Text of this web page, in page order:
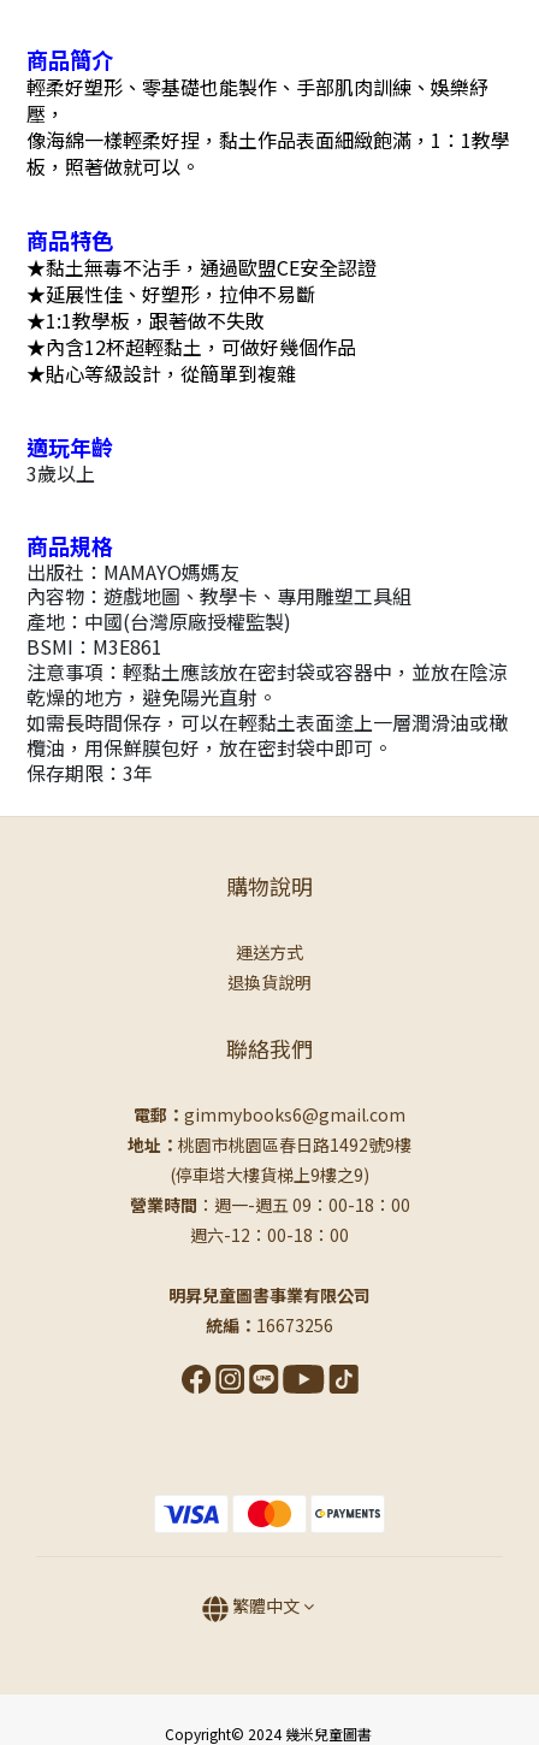
商品簡介
輕柔好塑形、零基礎也能製作、手部肌肉訓練、娛樂紓
壓，
像海綿一樣輕柔好捏， 黏土作品表面細緻飽滿， 1：1教學
板，照著做就可以。
商品特色
★黏土無毒不沾手，通過歐盟CE安全認證
★延展性佳、好塑形，拉伸不易斷
★1:1教學板，跟著做不失敗
★內含12杯超輕黏土，可做好幾個作品
★貼心等級設計，從簡單到複雜
適玩年齡
3歲以上
商品規格
出版社：MAMAYO媽媽友
內容物：遊戲地圖、教學卡、專用雕塑工具組
產地：中國(台灣原廠授權監製)
BSMI：M3E861
注意事項：輕黏土應該放在密封袋或容器中，並放在陰涼
乾燥的地方，避免陽光直射。
如需長時間保存，可以在輕黏土表面塗上一層潤滑油或橄
欖油，用保鮮膜包好，放在密封袋中即可。
保存期限：3年
購物說明
運送方式
退換貨說明
聯絡我們
電郵： gimmybooks6@gmail.com
地址： 桃園市桃園區春日路1492號9樓
(停車塔大樓貨梯上9樓之9)
營業時間 ：週一-週五 09：00-18：00
週六-12：00-18：00
明昇兒童圖書事業有限公司
統編： 16673256
繁體中文
Copyright© 2024 幾米兒童圖書